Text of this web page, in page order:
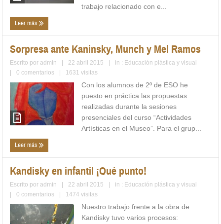
trabajo relacionado con e...
Leer más
Sorpresa ante Kaninsky, Munch y Mel Ramos
Escrito poradmin 22 abril 2015 in : Educación plástica y visual
0 comentarios 1631 visitas
Con los alumnos de 2º de ESO he
puesto en práctica las propuestas
realizadas durante la sesiones
presenciales del curso “Actividades
Artísticas en el Museo”. Para el grup...
Leer más
Kandisky en infantil ¡Qué punto!
Escrito poradmin 22 abril 2015 in : Educación plástica y visual
0 comentarios 1474 visitas
Nuestro trabajo frente a la obra de
Kandisky tuvo varios procesos: